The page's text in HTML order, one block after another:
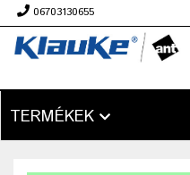
06703130655
TERMÉKEK